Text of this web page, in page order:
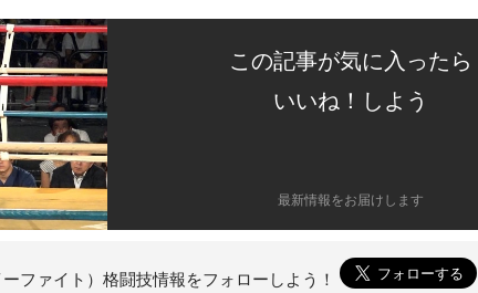
この記事が気に入ったら
いいね！しよう
最新情報をお届けします
ファイト）格闘技情報をフォローしよう！